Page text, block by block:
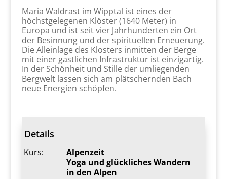
Maria Waldrast im Wipptal ist eines der
höchstgelegenen Klöster (1640 Meter) in
Europa und ist seit vier Jahrhunderten ein Ort
der Besinnung und der spirituellen Erneuerung.
Die Alleinlage des Klosters inmitten der Berge
mit einer gastlichen Infrastruktur ist einzigartig.
In der Schönheit und Stille der umliegenden
Bergwelt lassen sich am plätschernden Bach
neue Energien schöpfen.
Details
Kurs:
Alpenzeit
Yoga und glückliches Wandern
in den Alpen